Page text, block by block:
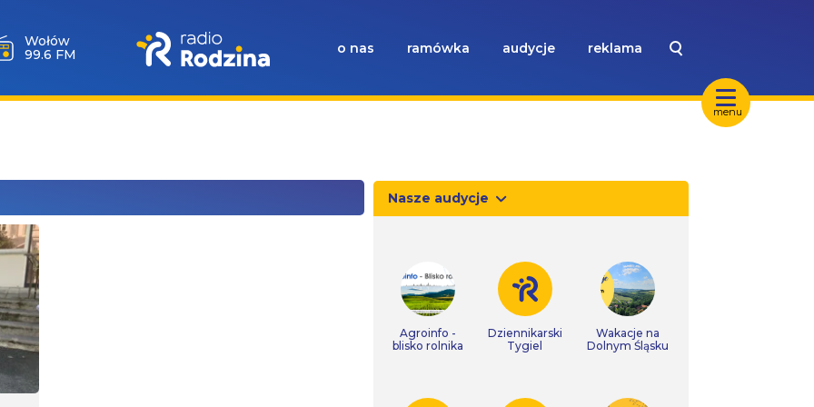
menu
Wołów
99.6 FM
o nas ramówka audycje reklama
Nasze audycje
Agroinfo -
blisko rolnika
Dziennikarski
Tygiel
Wakacje na
Dolnym Śląsku